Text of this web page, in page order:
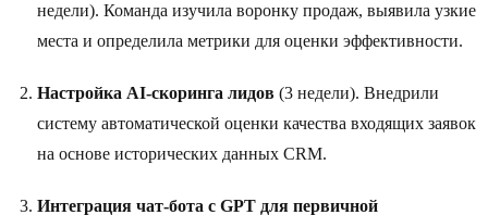
недели). Команда изучила воронку продаж, выявила узкие
места и определила метрики для оценки эффективности.
Настройка AI-скоринга лидов (3 недели). Внедрили
систему автоматической оценки качества входящих заявок
на основе исторических данных CRM.
Интеграция чат-бота с GPT для первичной